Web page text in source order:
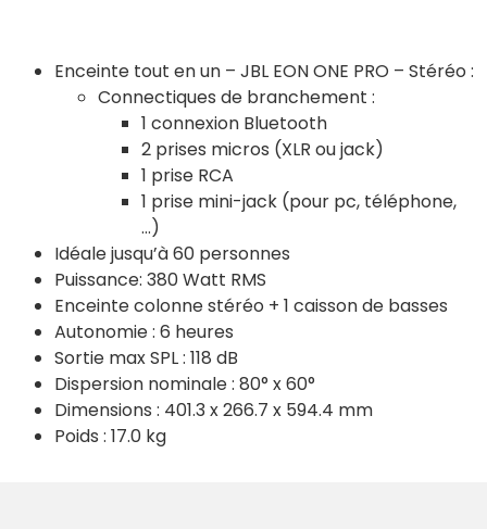
Enceinte tout en un – JBL EON ONE PRO – Stéréo :
Connectiques de branchement :
1 connexion Bluetooth
2 prises micros (XLR ou jack)
1 prise RCA
1 prise mini-jack (pour pc, téléphone,
…)
Idéale jusqu’à 60 personnes
Puissance: 380 Watt RMS
Enceinte colonne stéréo + 1 caisson de basses
Autonomie : 6 heures
Sortie max SPL : 118 dB
Dispersion nominale : 80° x 60°
Dimensions : 401.3 x 266.7 x 594.4 mm
Poids : 17.0 kg